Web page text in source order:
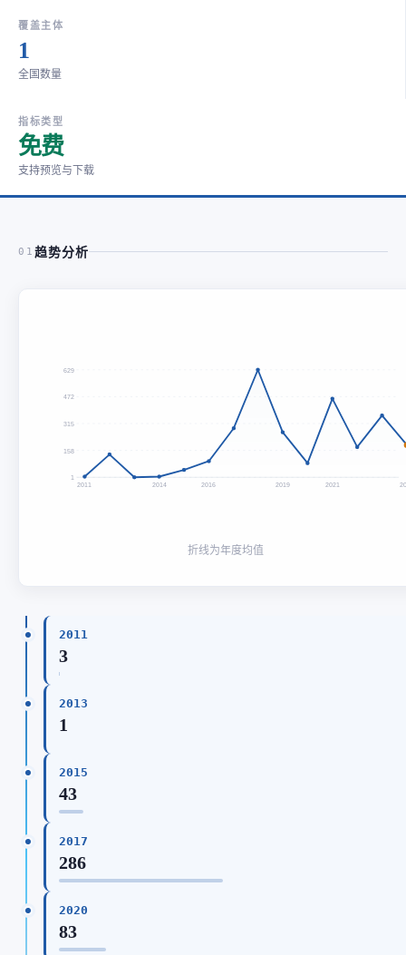
覆盖主体
1
全国数量
指标类型
免费
支持预览与下载
01 趋势分析
629
472
315
158
1
2011 2014 2016 2019 2021
折线为年度均值
2011
3
2013
1
2015
43
2017
286
2020
83